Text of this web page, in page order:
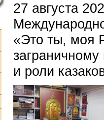
27 августа
«Это ты, моя
и роли